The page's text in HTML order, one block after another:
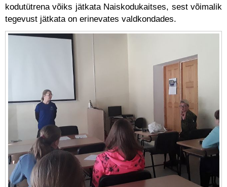
kodutütrena võiks jätkata Naiskodukaitses, sest võimalik
tegevust jätkata on erinevates valdkondades.